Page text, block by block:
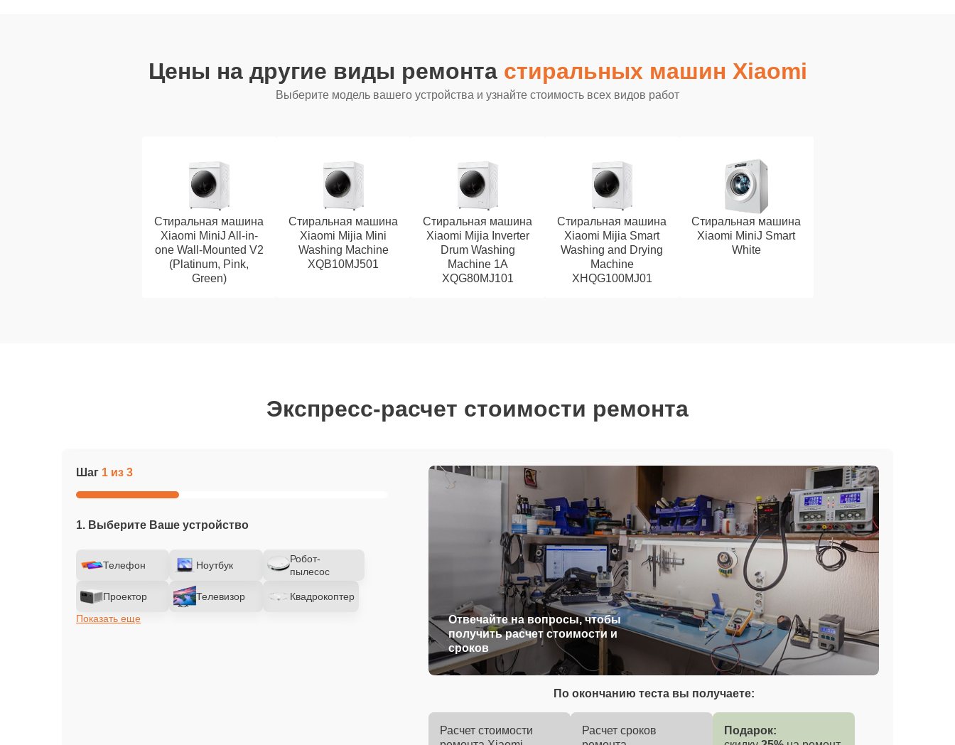
Цены на другие виды ремонта стиральных машин Xiaomi
Выберите модель вашего устройства и узнайте стоимость всех видов работ
Стиральная машина
Xiaomi MiniJ All-in-
one Wall-Mounted V2
(Platinum, Pink,
Green)
Стиральная машина
Xiaomi Mijia Mini
Washing Machine
XQB10MJ501
Стиральная машина
Xiaomi Mijia Inverter
Drum Washing
Machine 1A
XQG80MJ101
Стиральная машина
Xiaomi Mijia Smart
Washing and Drying
Machine
XHQG100MJ01
Стиральная машина
Xiaomi MiniJ Smart
White
Экспресс-расчет стоимости ремонта
Шаг 1 из 3
1. Выберите Ваше устройство
Телефон Ноутбук
Робот-
пылесос
Проектор Телевизор
Квадрокоптер
Показать еще
Отвечайте на вопросы, чтобы
получить расчет стоимости и
сроков
По окончанию теста вы получаете:
Расчет стоимости
Расчет сроков
Подарок: